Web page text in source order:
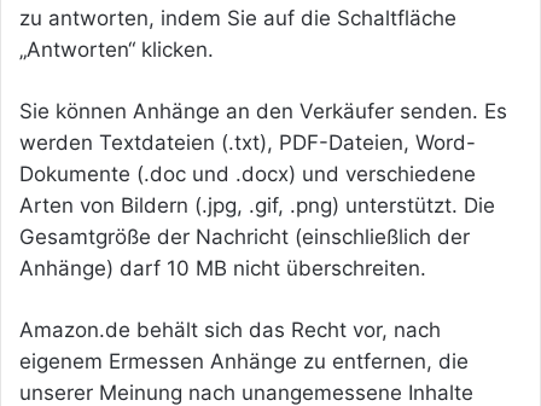
zu antworten, indem Sie auf die Schaltfläche
„Antworten“ klicken.
Sie können Anhänge an den Verkäufer senden. Es
werden Textdateien (.txt), PDF-Dateien, Word-
Dokumente (.doc und .docx) und verschiedene
Arten von Bildern (.jpg, .gif, .png) unterstützt. Die
Gesamtgröße der Nachricht (einschließlich der
Anhänge) darf 10 MB nicht überschreiten.
Amazon.de behält sich das Recht vor, nach
eigenem Ermessen Anhänge zu entfernen, die
unserer Meinung nach unangemessene Inhalte